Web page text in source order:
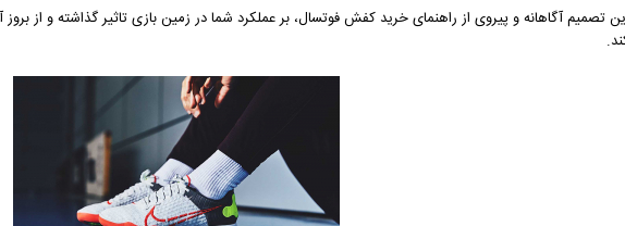
تصمیم آگاهانه و پیروی از راهنمای خرید کفش فوتسال، بر عملکرد شما در زمین بازی تاثیر گذاشته و از